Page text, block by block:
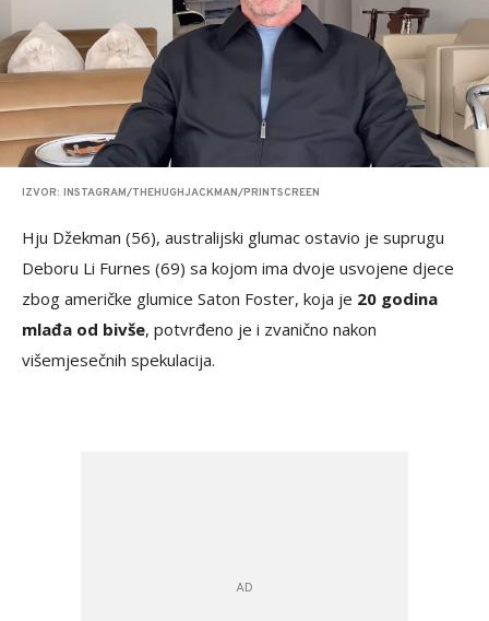
IZVOR: INSTAGRAM/THEHUGHJACKMAN/PRINTSCREEN
Hju Džekman (56), australijski glumac ostavio je suprugu
Deboru Li Furnes (69) sa kojom ima dvoje usvojene djece
zbog američke glumice Saton Foster, koja je 20 godina
mlađa od bivše, potvrđeno je i zvanično nakon
višemjesečnih spekulacija.